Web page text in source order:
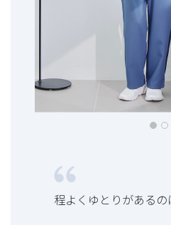
程よくゆとりがあるの